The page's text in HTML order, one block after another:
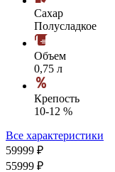
Сахар
Полусладкое
Объем
0,75 л
Крепость
10-12 %
Все характеристики
59999 ₽
55999 ₽